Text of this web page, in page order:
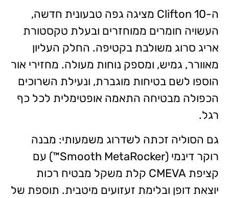
ה-Clifton 10 מציגה גפה טבעונית חדשה,
העשויה חומרים ממוחזרים ובעלת טקסטורת
אריג סרוג משולבת בקטיפה. החלק העליון
מאוורר, גמיש, ומספק נוחות מעולה. מחזירי אור
הוספו לשם בטיחות מוגברת, ונעילת השרוכים
הכפולה מבטיחה התאמה אופטימלית לכל כף
רגל.
גם הסוליה זכתה לשדרוג משמעותי: מבנה
רוקר דינמי (Smooth MetaRocker™) עם
קציפת CMEVA קלת משקל מבטיח רכות
יוצאת דופן ובלימת זעזועים מיטבית. תוספת של